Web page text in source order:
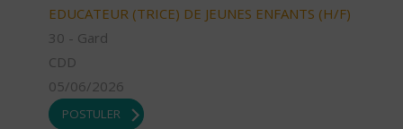
EDUCATEUR (TRICE) DE JEUNES ENFANTS (H/F)
30 - Gard
CDD
05/06/2026
POSTULER